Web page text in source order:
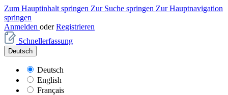
Zum Hauptinhalt springen Zur Suche springen Zur Hauptnavigation
springen
Anmelden oder Registrieren
Schnellerfassung
Deutsch
Deutsch
English
Français